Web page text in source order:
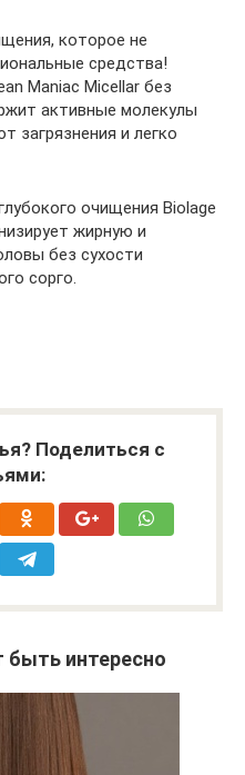
которое не
средства!
Maniac Micellar без
активные молекулы
загрязнения и легко
очищения Biolage
жирную и
без сухости
сорго.
Поделиться с
интересно